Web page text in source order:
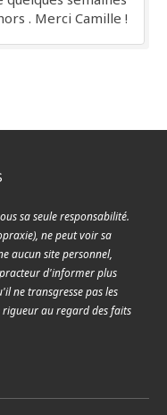
. Merci Camille !
sa seule responsabilité.
ne peut voir sa
aucun site personnel,
d'informer plus
ne transgresse pas les
rigueur au regard des faits